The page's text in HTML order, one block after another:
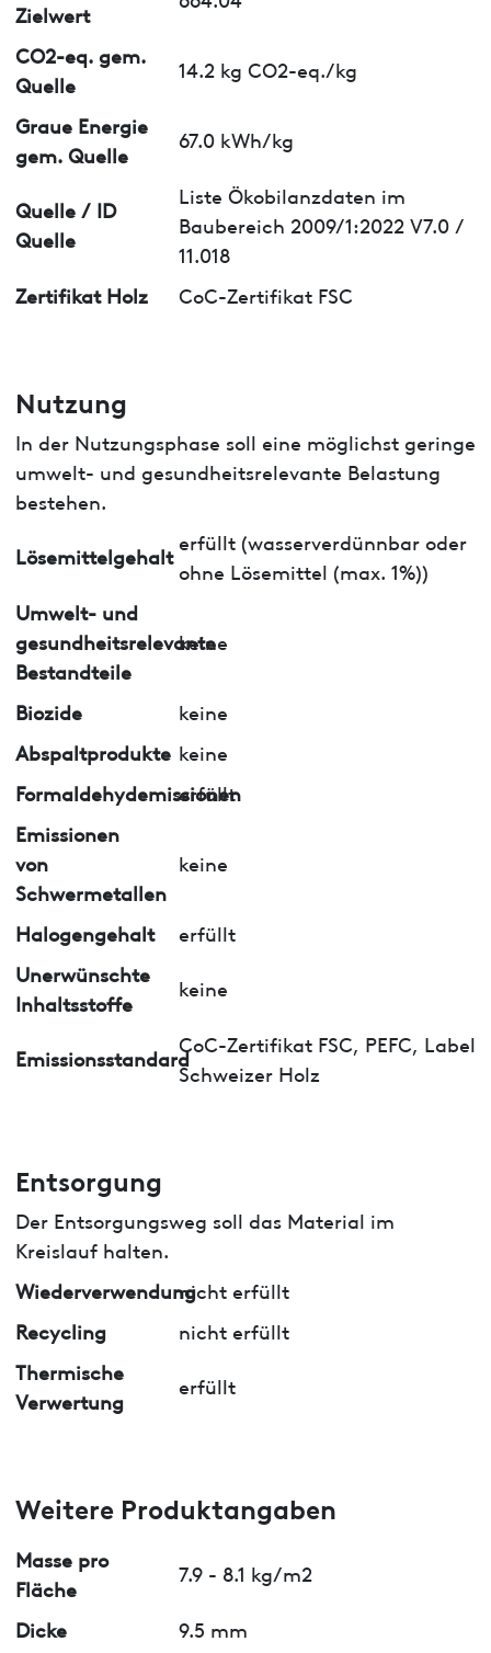
Zielwert
CO2-eq. gem.
Quelle
14.2 kg CO2-eq./kg
Graue Energie
gem. Quelle
67.0 kWh/kg
Quelle / ID
Quelle
Liste Ökobilanzdaten im
Baubereich 2009/1:2022 V7.0 /
11.018
Zertifikat Holz
CoC-Zertifikat FSC
Nutzung
In der Nutzungsphase soll eine möglichst geringe
umwelt- und gesundheitsrelevante Belastung
bestehen.
Lösemittelgehalt
erfüllt (wasserverdünnbar oder
ohne Lösemittel (max. 1%))
Umwelt- und
gesundheitsrelevante
Bestandteile
keine
Biozide
keine
Abspaltprodukte keine
Formaldehydemissionen
erfüllt
Emissionen
von
Schwermetallen
keine
Halogengehalt
erfüllt
Unerwünschte
Inhaltsstoffe
keine
Emissionsstandard
CoC-Zertifikat FSC, PEFC, Label
Schweizer Holz
Entsorgung
Der Entsorgungsweg soll das Material im
Kreislauf halten.
Wiederverwendungnicht erfüllt
Recycling
nicht erfüllt
Thermische
Verwertung
erfüllt
Weitere Produktangaben
Masse pro
Fläche
7.9 - 8.1 kg/m2
Dicke
9.5 mm